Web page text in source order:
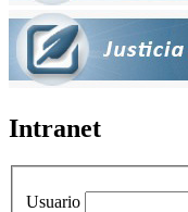
Intranet
Usuario